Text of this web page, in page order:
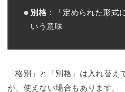
別格 ：「定められた形式
いう意味
「格別」と「別格」は入れ替え
が、使えない場合もあります。